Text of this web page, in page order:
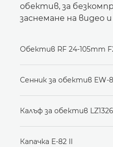
обектив, за
заснемане на видео
Обектив RF 24-105mm
Сенник за обектив EW-
Калъф за обектив
Капачка E-82 II